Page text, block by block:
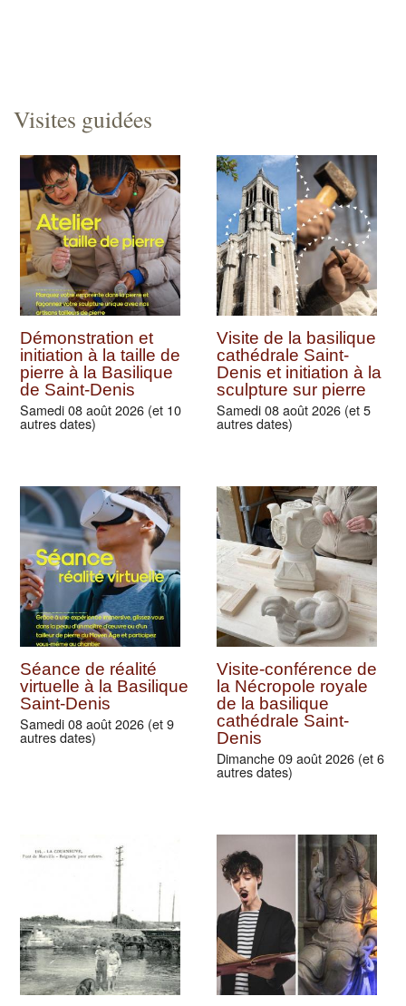
Visites guidées
Démonstration et
initiation à la taille de
pierre à la Basilique
de Saint-Denis
Samedi 08 août 2026 (et 10
autres dates)
Visite de la basilique
cathédrale Saint-
Denis et initiation à la
sculpture sur pierre
Samedi 08 août 2026 (et 5
autres dates)
Séance de réalité
virtuelle à la Basilique
Saint-Denis
Samedi 08 août 2026 (et 9
autres dates)
Visite-conférence de
la Nécropole royale
de la basilique
cathédrale Saint-
Denis
Dimanche 09 août 2026 (et 6
autres dates)